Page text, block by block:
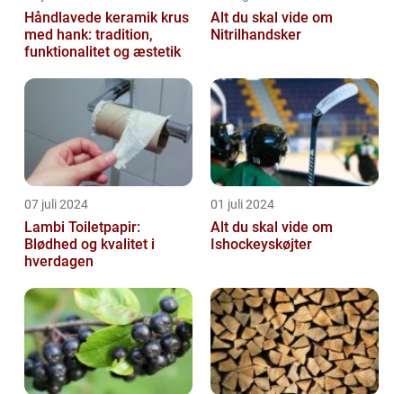
Håndlavede keramik krus
med hank: tradition,
funktionalitet og æstetik
Alt du skal vide om
Nitrilhandsker
07 juli 2024
Lambi Toiletpapir:
Blødhed og kvalitet i
hverdagen
01 juli 2024
Alt du skal vide om
Ishockeyskøjter